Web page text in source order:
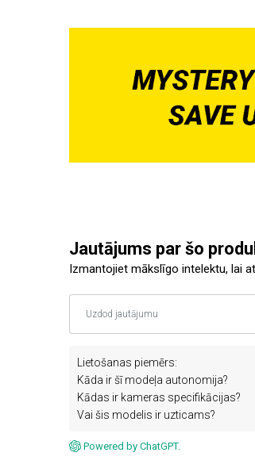
Jautājums par šo
Izmantojiet mākslīgo intelektu, lai
Lietošanas piemērs:
Kāda ir šī modeļa autonomija?
Kādas ir kameras specifikācijas?
Vai šis modelis ir uzticams?
Powered by ChatGPT.